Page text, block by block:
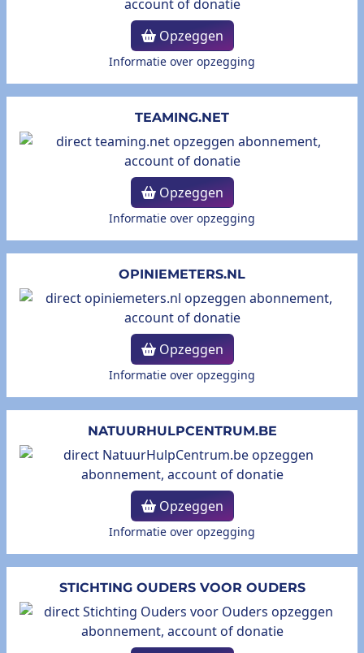
Opzeggen
Informatie over opzegging
TEAMING.NET
Opzeggen
Informatie over opzegging
OPINIEMETERS.NL
Opzeggen
Informatie over opzegging
NATUURHULPCENTRUM.BE
Opzeggen
Informatie over opzegging
STICHTING OUDERS VOOR OUDERS